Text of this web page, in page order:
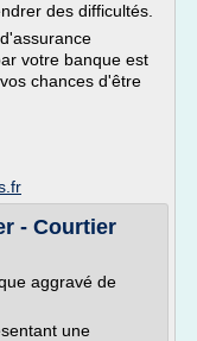
des difficultés.
votre banque est
chances d'être
- Courtier
aggravé de
une